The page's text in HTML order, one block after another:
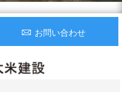
お問い合わせ